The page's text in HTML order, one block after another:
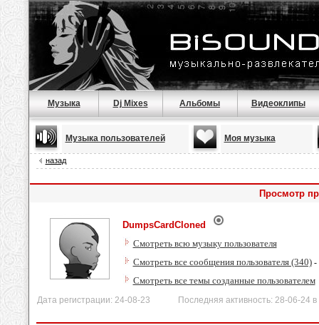
Музыка Dj Mixes Альбомы Видеоклипы
Музыка пользователей Моя музыка
назад
Просмотр
DumpsCardCloned
Смотреть всю музыку пользователя
Смотреть все сообщения пользователя (340)-
Смотреть все темы созданные пользователем
Дата регистрации: 24-08-23 Последняя активность: 28-06-24 в